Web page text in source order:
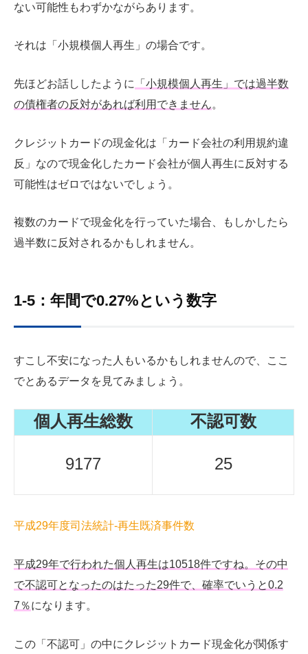
ない可能性もわずかながらあります。
それは「小規模個人再生」の場合です。
先ほどお話ししたように
「小規模個人再生」では過半数
の債権者の反対があれば利用できません。
クレジットカードの現金化は「カード会社の利用規約違
反」なので現金化したカード会社が個人再生に反対する
可能性はゼロではないでしょう。
複数のカードで現金化を行っていた場合、もしかしたら
過半数に反対されるかもしれません。
1-5：年間で0.27%という数字
すこし不安になった人もいるかもしれませんので、ここ
でとあるデータを見てみましょう。
個人再生総数 不認可数
9177 25
平成29年度司法統計-再生既済事件数
平成29年で行われた個人再生は10518件ですね。その中
で不認可となったのはたった29件で、確率でいうと0.2
7％になります。
この「不認可」の中にクレジットカード現金化が関係す